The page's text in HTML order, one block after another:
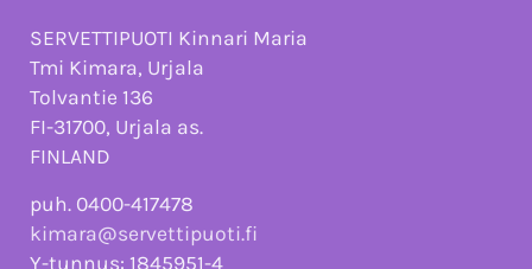
SERVETTIPUOTI Kinnari Maria
Tmi Kimara, Urjala
Tolvantie 136
FI-31700, Urjala as.
FINLAND
puh. 0400-417478
kimara@servettipuoti.fi
Y-tunnus: 1845951-4